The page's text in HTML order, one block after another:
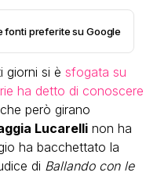
fonti preferite su Google
giorni si è sfogata su
ha detto di conoscere
che però girano
Lucarelli non ha
ha bacchettato la
di Ballando con le